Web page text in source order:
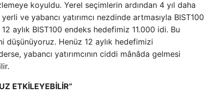
koyuldu. Yerel seçimlerin ardından 4 yıl daha
ve yabancı yatırımcı nezdinde artmasıyla BIST100
aylık BIST100 endeks hedefimiz 11.000 idi. Bu
Henüz 12 aylık hedefimizi
yabancı yatırımcının ciddi mânâda gelmesi
ETKİLEYEBİLİR”